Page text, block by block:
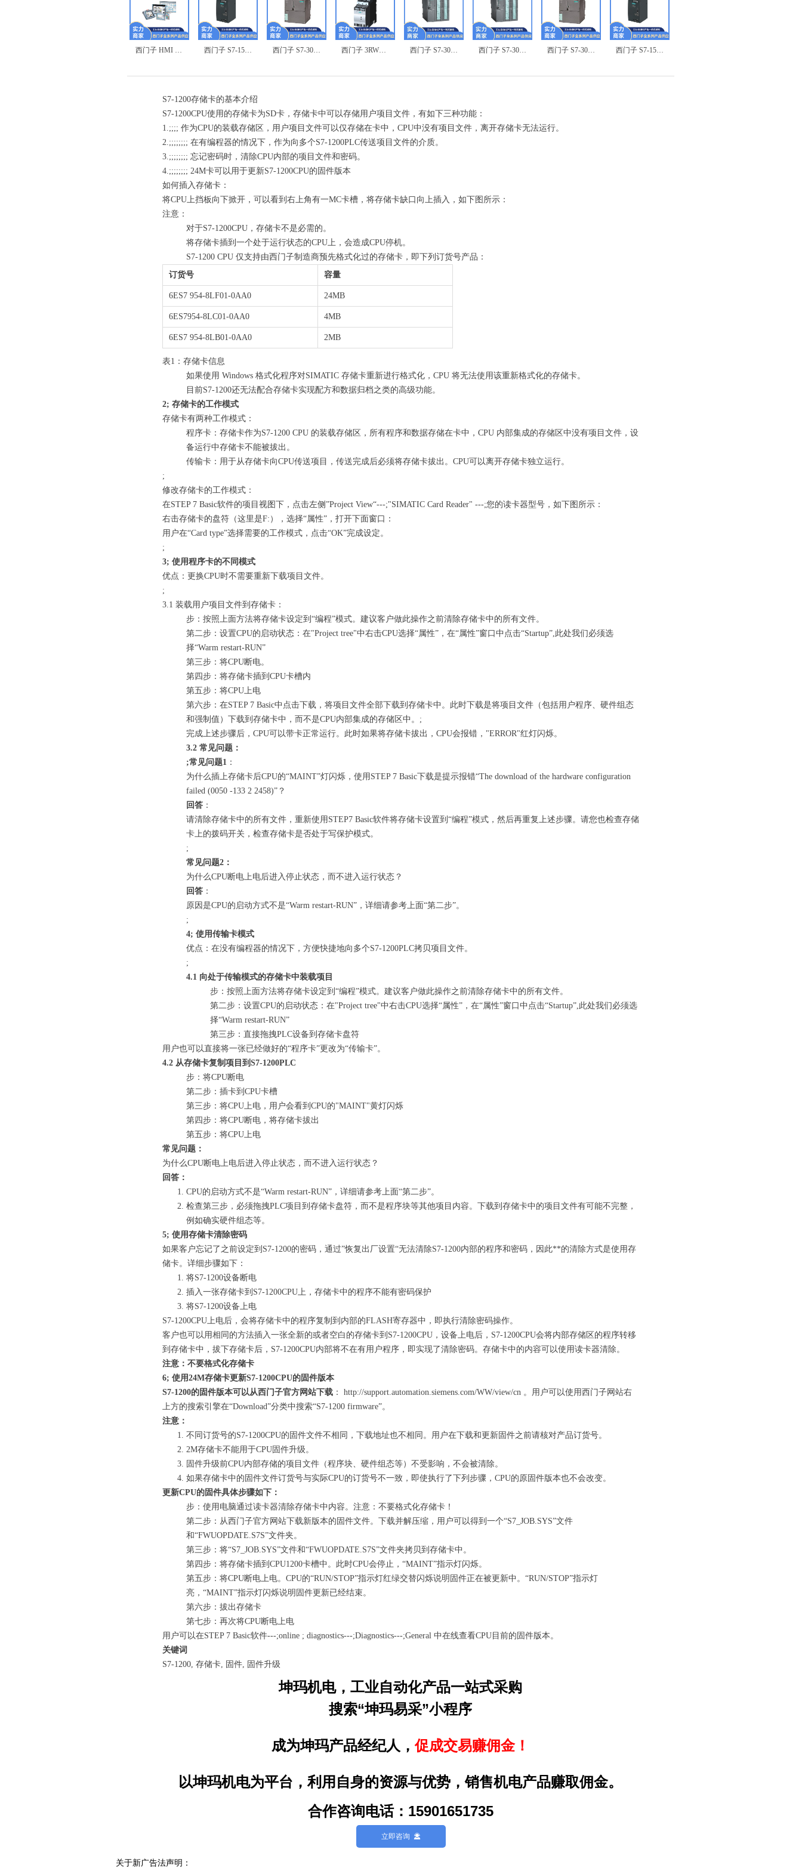
S7-1200存储卡的基本介绍
S7-1200CPU使用的存储卡为SD卡，存储卡中可以存储用户项目文件，有如下三种功能：
1.;;;; 作为CPU的装载存储区，用户项目文件可以仅存储在卡中，CPU中没有项目文件，离开存储卡无法运行。
2.;;;;;;;; 在有编程器的情况下，作为向多个S7-1200PLC传送项目文件的介质。
3.;;;;;;;; 忘记密码时，清除CPU内部的项目文件和密码。
4.;;;;;;;; 24M卡可以用于更新S7-1200CPU的固件版本
如何插入存储卡：
将CPU上挡板向下掀开，可以看到右上角有一MC卡槽，将存储卡缺口向上插入，如下图所示：
注意：
对于S7-1200CPU，存储卡不是必需的。
将存储卡插到一个处于运行状态的CPU上，会造成CPU停机。
S7-1200 CPU 仅支持由西门子制造商预先格式化过的存储卡，即下列订货号产品：
订货号
容量
6ES7 954-8LF01-0AA0 24MB
6ES7954-8LC01-0AA0 4MB
6ES7 954-8LB01-0AA0 2MB
表1：存储卡信息
如果使用 Windows 格式化程序对SIMATIC 存储卡重新进行格式化，CPU 将无法使用该重新格式化的存储卡。
目前S7-1200还无法配合存储卡实现配方和数据归档之类的高级功能。
2; 存储卡的工作模式
存储卡有两种工作模式：
程序卡：存储卡作为S7-1200 CPU 的装载存储区，所有程序和数据存储在卡中，CPU 内部集成的存储区中没有项目文件，设
备运行中存储卡不能被拔出。
传输卡：用于从存储卡向CPU传送项目，传送完成后必须将存储卡拔出。CPU可以离开存储卡独立运行。
;
修改存储卡的工作模式：
在STEP 7 Basic软件的项目视图下，点击左侧”Project View“---;"SIMATIC Card Reader" ---;您的读卡器型号，如下图所示：
右击存储卡的盘符（这里是F:），选择“属性”，打开下面窗口：
用户在“Card type”选择需要的工作模式，点击“OK”完成设定。
;
3; 使用程序卡的不同模式
优点：更换CPU时不需要重新下载项目文件。
;
3.1 装载用户项目文件到存储卡：
步：按照上面方法将存储卡设定到“编程”模式。建议客户做此操作之前清除存储卡中的所有文件。
第二步：设置CPU的启动状态：在"Project tree"中右击CPU选择“属性”，在“属性”窗口中点击“Startup”,此处我们必须选
择“Warm restart-RUN”
第三步：将CPU断电。
第四步：将存储卡插到CPU卡槽内
第五步：将CPU上电
第六步：在STEP 7 Basic中点击下载，将项目文件全部下载到存储卡中。此时下载是将项目文件（包括用户程序、硬件组态
和强制值）下载到存储卡中，而不是CPU内部集成的存储区中。;
完成上述步骤后，CPU可以带卡正常运行。此时如果将存储卡拔出，CPU会报错，"ERROR"红灯闪烁。
3.2 常见问题：
;常见问题1 ：
为什么插上存储卡后CPU的“MAINT”灯闪烁，使用STEP 7 Basic下载是提示报错“The download of the hardware configuration
failed (0050 -133 2 2458)”？
回答 ：
请清除存储卡中的所有文件，重新使用STEP7 Basic软件将存储卡设置到“编程”模式，然后再重复上述步骤。请您也检查存储
卡上的拨码开关，检查存储卡是否处于写保护模式。
;
常见问题2 ：
为什么CPU断电上电后进入停止状态，而不进入运行状态？
回答 ：
原因是CPU的启动方式不是“Warm restart-RUN”，详细请参考上面“第二步”。
;
4; 使用传输卡模式
优点：在没有编程器的情况下，方便快捷地向多个S7-1200PLC拷贝项目文件。
;
4.1 向处于传输模式的存储卡中装载项目
步：按照上面方法将存储卡设定到“编程”模式。建议客户做此操作之前清除存储卡中的所有文件。
第二步：设置CPU的启动状态：在"Project tree"中右击CPU选择“属性”，在“属性”窗口中点击“Startup”,此处我们必须选
择“Warm restart-RUN”
第三步：直接拖拽PLC设备到存储卡盘符
用户也可以直接将一张已经做好的“程序卡”更改为“传输卡”。
4.2 从存储卡复制项目到S7-1200PLC
步：将CPU断电
第二步：插卡到CPU卡槽
第三步：将CPU上电，用户会看到CPU的"MAINT"黄灯闪烁
第四步：将CPU断电，将存储卡拔出
第五步：将CPU上电
常见问题：
为什么CPU断电上电后进入停止状态，而不进入运行状态？
回答：
CPU的启动方式不是“Warm restart-RUN”，详细请参考上面“第二步”。
检查第三步，必须拖拽PLC项目到存储卡盘符，而不是程序块等其他项目内容。下载到存储卡中的项目文件有可能不完整，
例如确实硬件组态等。
5; 使用存储卡清除密码
如果客户忘记了之前设定到S7-1200的密码，通过”恢复出厂设置“无法清除S7-1200内部的程序和密码，因此**的清除方式是使用存
储卡。详细步骤如下：
将S7-1200设备断电
插入一张存储卡到S7-1200CPU上，存储卡中的程序不能有密码保护
将S7-1200设备上电
S7-1200CPU上电后，会将存储卡中的程序复制到内部的FLASH寄存器中，即执行清除密码操作。
客户也可以用相同的方法插入一张全新的或者空白的存储卡到S7-1200CPU，设备上电后，S7-1200CPU会将内部存储区的程序转移
到存储卡中，拔下存储卡后，S7-1200CPU内部将不在有用户程序，即实现了清除密码。存储卡中的内容可以使用读卡器清除。
注意：不要格式化存储卡
6; 使用24M存储卡更新S7-1200CPU的固件版本
S7-1200的固件版本可以从西门子官方网站下载 ： http://support.automation.siemens.com/WW/view/cn 。用户可以使用西门子网站右
上方的搜索引擎在“Download”分类中搜索“S7-1200 firmware”。
注意：
不同订货号的S7-1200CPU的固件文件不相同，下载地址也不相同。用户在下载和更新固件之前请核对产品订货号。
2M存储卡不能用于CPU固件升级。
固件升级前CPU内部存储的项目文件（程序块、硬件组态等）不受影响，不会被清除。
如果存储卡中的固件文件订货号与实际CPU的订货号不一致，即使执行了下列步骤，CPU的原固件版本也不会改变。
更新CPU的固件具体步骤如下：
步：使用电脑通过读卡器清除存储卡中内容。注意：不要格式化存储卡！
第二步：从西门子官方网站下载新版本的固件文件。下载并解压缩，用户可以得到一个“S7_JOB.SYS”文件
和“FWUOPDATE.S7S”文件夹。
第三步：将“S7_JOB.SYS”文件和“FWUOPDATE.S7S”文件夹拷贝到存储卡中。
第四步：将存储卡插到CPU1200卡槽中。此时CPU会停止，“MAINT”指示灯闪烁。
第五步：将CPU断电上电。CPU的“RUN/STOP”指示灯红绿交替闪烁说明固件正在被更新中。“RUN/STOP”指示灯
亮，“MAINT”指示灯闪烁说明固件更新已经结束。
第六步：拔出存储卡
第七步：再次将CPU断电上电
用户可以在STEP 7 Basic软件---;online ; diagnostics---;Diagnostics---;General 中在线查看CPU目前的固件版本。
关键词
S7-1200, 存储卡, 固件, 固件升级
坤玛机电，工业自动化产品一站式采购
搜索“坤玛易采”小程序
成为坤玛产品经纪人，促成交易赚佣金！
以坤玛机电为平台，利用自身的资源与优势，销售机电产品赚取佣金。
合作咨询电话：15901651735
立即咨询 끤
西门子 HMI TP1200 6AV2124-0MC01-0AX0触摸屏 西门子 S7-1500 6ES7516-3AN02-0AB0 数字量输出模块 西门子 S7-300 7MH4950-2AA01 称重模组 西门子 3RW3038-1BB04 软启动器 西门子 S7-300 6ES7321-1BL00-0AA0 数字量输出模块 西门子 S7-300 6ES7322-1HH01-0AA0 数字量输出模块 西门子 S7-300 6ES7322-1BL00-0AA0 数字量输出模块 西门子 S7-1500 6ES7522-5HH00-0AB0 数字量输出模块
关于新广告法声明：